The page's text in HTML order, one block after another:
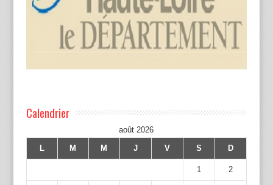
Calendrier
août 2026
L
M M J V S D
1 2